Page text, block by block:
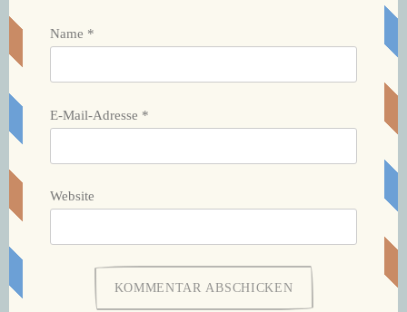
Name *
E-Mail-Adresse *
Website